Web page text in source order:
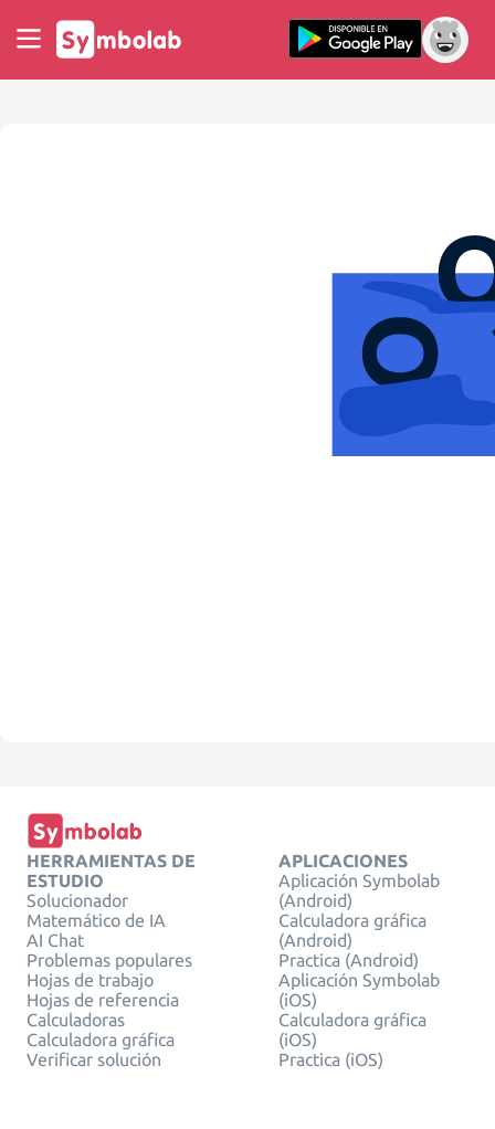
HERRAMIENTAS DE
ESTUDIO
Solucionador
Matemático de IA
AI Chat
Problemas populares
Hojas de trabajo
Hojas de referencia
Calculadoras
Calculadora gráfica
Verificar solución
APLICACIONES
Aplicación Symbolab
(Android)
Calculadora gráfica
(Android)
Practica (Android)
Aplicación Symbolab
(iOS)
Calculadora gráfica
(iOS)
Practica (iOS)